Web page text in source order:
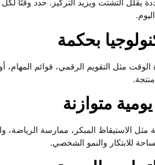
يقلل التشتت ويزيد التركيز. حدد وقتًا
بحكمة
الوقت مثل التقويم الرقمي، قوائم
متوازنة
مثل الاستيقاظ المبكر، ممارسة
للابتكار والنمو الشخصي.